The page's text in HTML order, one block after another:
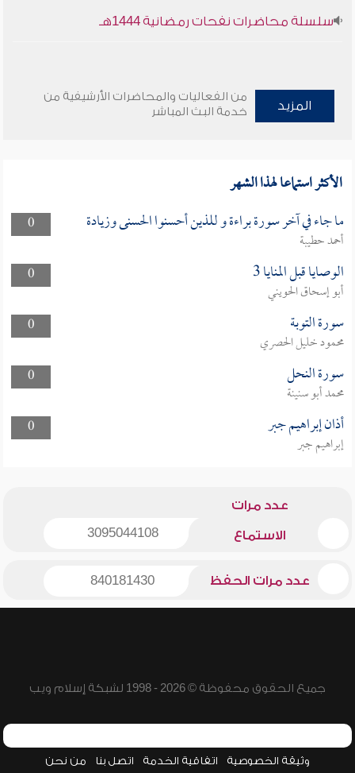
سلسلة محاضرات نفحات رمضانية 1444هـ
المزيد
من الفعاليات والمحاضرات الأرشيفية من
خدمة البث المباشر
الأكثر استماعا لهذا الشهر
0 ما جاء في آخر سورة براءة و للذين أحسنوا الحسنى وزيادة
أحمد حطيبة
0
الوصايا قبل المنايا 3
أبو إسحاق الحويني
0
سورة التوبة
محمود خليل الحصري
0
سورة النحل
محمد أبو سنينة
0
أذان إبراهيم جبر
إبراهيم جبر
عدد مرات
الاستماع 3095044108
عدد مرات الحفظ 840181430
جميع الحقوق محفوظة © 2026 - 1998 لشبكة إسلام ويب
وثيقة الخصوصية اتفاقية الخدمة اتصل بنا من نحن